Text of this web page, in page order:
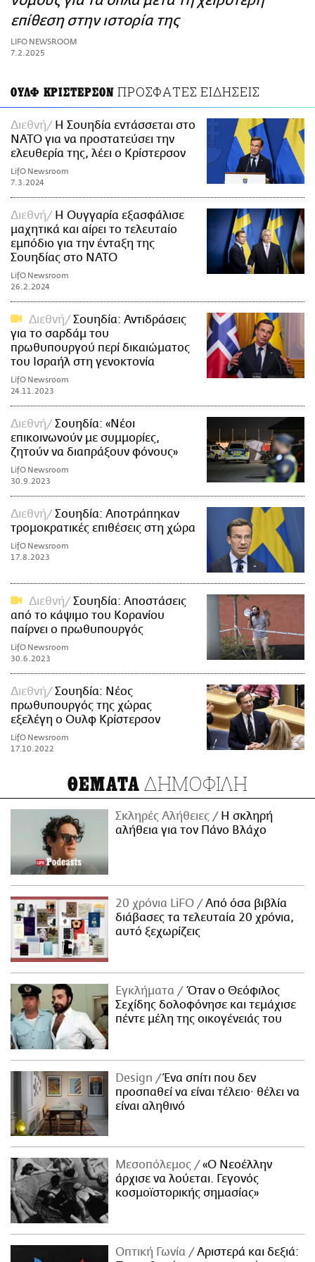
ΑΜΠΑ
PRINT
επίθεση στην ιστορία της
LIFO NEWSROOM
7.2.2025
ΟΥΛΦ ΚΡΙΣΤΕΡΣΟΝ ΠΡΟΣΦΑΤΕΣ ΕΙΔΗΣΕΙΣ
Διεθνή
Η Σουηδία εντάσσεται στο
ΝΑΤΟ για να προστατεύσει την
ελευθερία της, λέει ο Κρίστερσον
LifO Newsroom
7.3.2024
Διεθνή
Η Ουγγαρία εξασφάλισε
μαχητικά και αίρει το τελευταίο
εμπόδιο για την ένταξη της
Σουηδίας στο ΝΑΤΟ
LifO Newsroom
26.2.2024
Διεθνή
Σουηδία: Αντιδράσεις
για το σαρδάμ του
πρωθυπουργού περί δικαιώματος
του Ισραήλ στη γενοκτονία
LifO Newsroom
24.11.2023
Διεθνή
Σουηδία: «Nέοι
επικοινωνούν με συμμορίες,
ζητούν να διαπράξουν φόνους»
LifO Newsroom
30.9.2023
Διεθνή
Σουηδία: Αποτράπηκαν
τρομοκρατικές επιθέσεις στη χώρα
LifO Newsroom
17.8.2023
Διεθνή
Σουηδία: Αποστάσεις
από το κάψιμο του Κορανίου
παίρνει ο πρωθυπουργός
LifO Newsroom
30.6.2023
Διεθνή
Σουηδία: Νέος
πρωθυπουργός της χώρας
εξελέγη ο Ουλφ Κρίστερσον
LifO Newsroom
17.10.2022
ΘΕΜΑΤΑ ΔΗΜΟΦΙΛΗ
Σκληρές Αλήθειες
H σκληρή
αλήθεια για τον Πάνο Βλάχο
20 χρόνια LiFO
Από όσα βιβλία
διάβασες τα τελευταία 20 χρόνια,
αυτό ξεχωρίζεις
Εγκλήματα
Όταν ο Θεόφιλος
Σεχίδης δολοφόνησε και τεμάχισε
πέντε μέλη της οικογένειάς του
Design
Ένα σπίτι που δεν
προσπαθεί να είναι τέλειο· θέλει να
είναι αληθινό
Μεσοπόλεμος
«Ο Νεοέλλην
άρχισε να λούεται. Γεγονός
κοσμοϊστορικής σημασίας»
Οπτική Γωνία
Αριστερά και δεξιά: